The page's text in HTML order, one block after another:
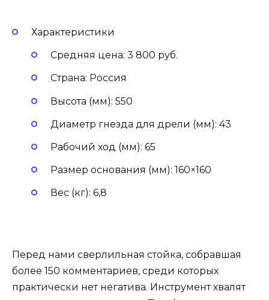
Характеристики
Средняя цена: 3 800 руб.
Страна: Россия
Высота (мм): 550
Диаметр гнезда для дрели (мм): 43
Рабочий ход (мм): 65
Размер основания (мм): 160×160
Вес (кг): 6,8
Перед нами сверлильная стойка, собравшая
более 150 комментариев, среди которых
практически нет негатива. Инструмент хвалят